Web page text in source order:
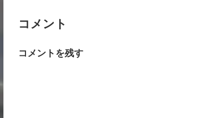
コメント
コメントを残す